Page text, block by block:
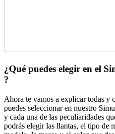
¿Qué puedes elegir en el
?
Ahora te vamos a explicar todas y
puedes seleccionar en nuestro
y cada una de las peculiaridades
podrás elegir las llantas, el tipo de